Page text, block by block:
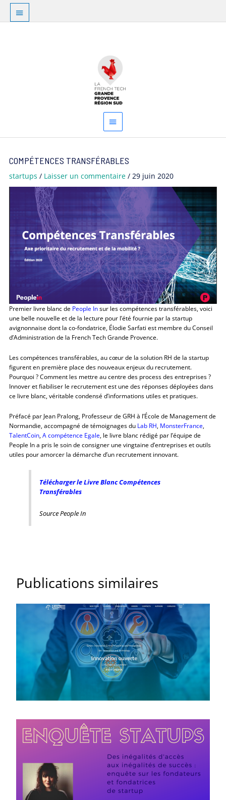
Aller
contenu
Au
dessus
principal
COMPÉTENCES TRANSFÉRABLES
startups / Laisser un commentaire /29 juin 2020
Premier livre blanc de People Insur les compétences transférables, voici
une belle nouvelle et de la lecture pour l’été fournie par la startup
avignonnaise dont la co-fondatrice, Élodie Sarfati est membre du Conseil
d’Administration de la French Tech Grande Provence.
Les compétences transférables, au cœur de la solution RH de la startup
figurent en première place des nouveaux enjeux du recrutement.
Pourquoi ? Comment les mettre au centre des process des entreprises ?
Innover et fiabiliser le recrutement est une des réponses déployées dans
ce livre blanc, véritable condensé d’informations utiles et pratiques.
Préfacé par Jean Pralong, Professeur de GRH à l’École de Management de
Normandie, accompagné de témoignages du Lab RH MonsterFrance
TalentCoin ,A compétence Egale , le livre blanc rédigé par l’équipe de
People In a pris le soin de consigner une vingtaine d’entreprises et outils
utiles pour amorcer la démarche d’un recrutement innovant.
Télécharger le Livre Blanc Compétences
Transférables
Source People In
Publications similaires
des